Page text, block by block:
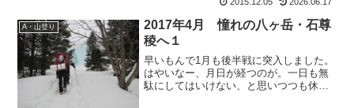
好きだったのにしおらし気にしてたスザ
ナが上手いこと取っちゃ...
A・山登り
2017年4月 憧れの八ヶ岳・石尊
稜へ１
早いもんで1月も後半戦に突入しました。
はやいなー、月日が経つのが。一日も無
駄にしてはいけない、と思いつつも休日